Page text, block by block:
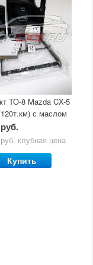
ТО-8 Mazda CX-5
с маслом
Oil Ultra
руб. клубная цена
Купить